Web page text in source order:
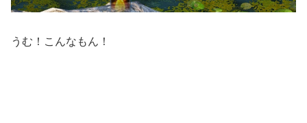
うむ！こんなもん！